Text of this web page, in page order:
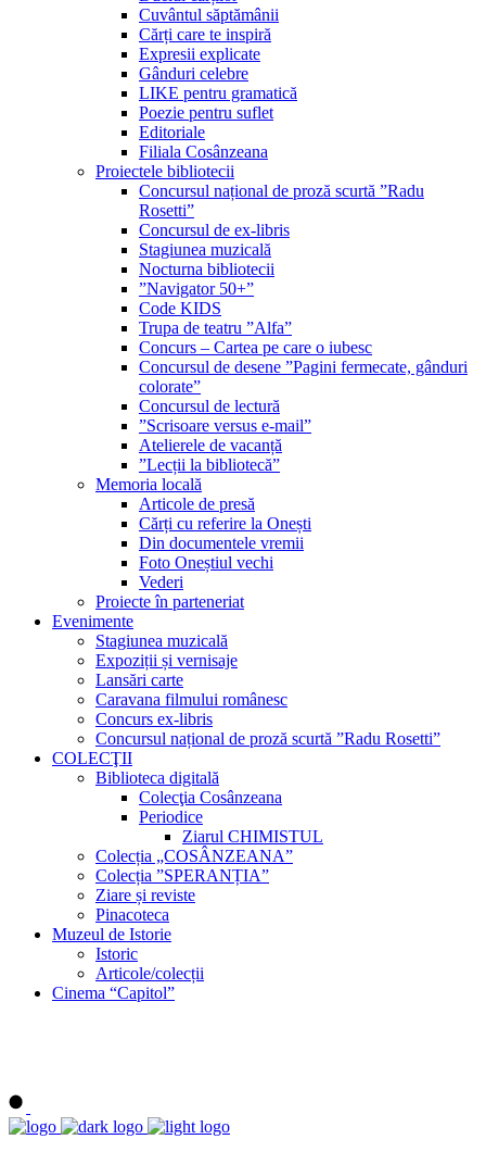
Cuvântul săptămânii
Cărți care te inspiră
Expresii explicate
Gânduri celebre
LIKE pentru gramatică
Poezie pentru suflet
Editoriale
Filiala Cosânzeana
Proiectele bibliotecii
Concursul național de proză scurtă ”Radu
Rosetti”
Concursul de ex-libris
Stagiunea muzicală
Nocturna bibliotecii
”Navigator 50+”
Code KIDS
Trupa de teatru ”Alfa”
Concurs – Cartea pe care o iubesc
Concursul de desene ”Pagini fermecate, gânduri
colorate”
Concursul de lectură
”Scrisoare versus e-mail”
Atelierele de vacanță
”Lecții la bibliotecă”
Memoria locală
Articole de presă
Cărți cu referire la Onești
Din documentele vremii
Foto Oneștiul vechi
Vederi
Proiecte în parteneriat
Evenimente
Stagiunea muzicală
Expoziții și vernisaje
Lansări carte
Caravana filmului românesc
Concurs ex-libris
Concursul național de proză scurtă ”Radu Rosetti”
COLECŢII
Biblioteca digitală
Colecţia Cosânzeana
Periodice
Ziarul CHIMISTUL
Colecția „COSÂNZEANA”
Colecția ”SPERANȚIA”
Ziare și reviste
Pinacoteca
Muzeul de Istorie
Istoric
Articole/colecții
Cinema “Capitol”